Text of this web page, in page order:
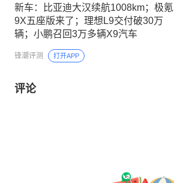
新车：比亚迪大汉续航1008km；极氪
9X五座版来了；理想L9交付破30万
辆；小鹏召回3万多辆X9汽车
锋潮评测 打开APP
评论